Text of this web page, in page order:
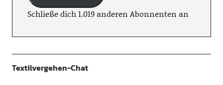
Schließe dich 1.019 anderen Abonnenten an
Textilvergehen-Chat